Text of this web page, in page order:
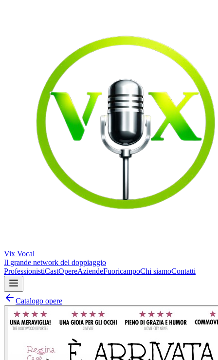
Vix Vocal
Il grande network del doppiaggio
ProfessionistiCastOpereAziendeFuoricampoChi siamoContatti
Catalogo opere